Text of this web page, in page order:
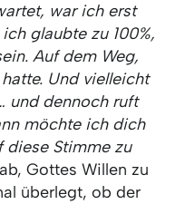
war ich erst
glaubte zu 100%,
Auf dem Weg,
Und vielleicht
und dennoch ruft
möchte ich dich
diese Stimme zu
Gottes Willen zu
überlegt, ob der